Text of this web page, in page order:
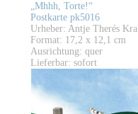
„Mhhh, Torte!“
Postkarte pk5016
Urheber: Antje Therés Kral
Format: 17,2 x 12,1 cm
Ausrichtung: quer
Lieferbar: sofort